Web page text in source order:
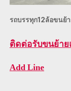
รถบรรทุก12ล้อขนย้
ติดต่อรับขนย้าย
Add Line